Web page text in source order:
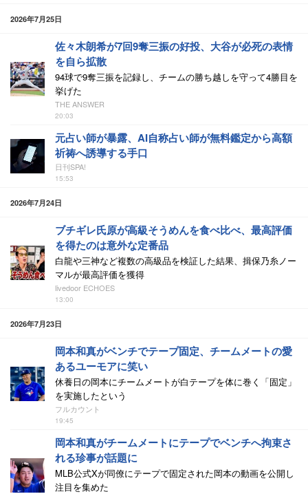
2026年7月25日
佐々木朗希が7回9奪三振の好投、大谷が必死の表情
を自ら拡散
94球で9奪三振を記録し、チームの勝ち越しを守って4勝目を
挙げた
THE ANSWER
20:03
元占い師が暴露、AI自称占い師が無料鑑定から高額
祈祷へ誘導する手口
日刊SPA!
15:53
2026年7月24日
ブチギレ氏原が高級そうめんを食べ比べ、最高評価
を得たのは意外な定番品
白龍や三神など複数の高級品を検証した結果、揖保乃糸ノー
マルが最高評価を獲得
livedoor ECHOES
13:00
2026年7月23日
岡本和真がベンチでテープ固定、チームメートの愛
あるユーモアに笑い
休養日の岡本にチームメートが白テープを体に巻く「固定」
を実施したという
フルカウント
19:45
岡本和真がチームメートにテープでベンチへ拘束さ
れる珍事が話題に
MLB公式Xが同僚にテープで固定された岡本の動画を公開し
注目を集めた